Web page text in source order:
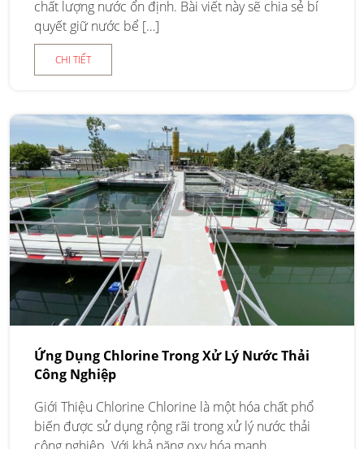
chất lượng nước ổn định. Bài viết này sẽ chia sẻ bí
quyết giữ nước bể […]
CHI TIẾT
Ứng Dụng Chlorine Trong Xử Lý Nước Thải
Công Nghiệp
Giới Thiệu Chlorine Chlorine là một hóa chất phổ
biến được sử dụng rộng rãi trong xử lý nước thải